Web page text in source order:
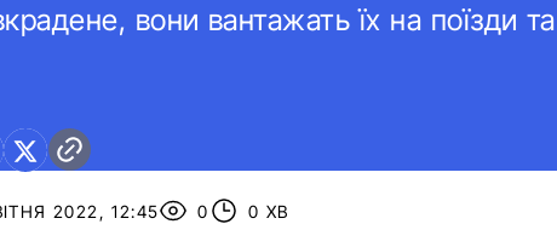
вони вантажать їх на поїзди
2022, 12:45 0 0 ХВ